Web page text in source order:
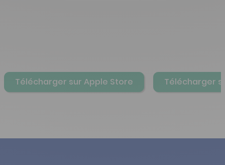
Télécharger sur Apple Store Télécharger